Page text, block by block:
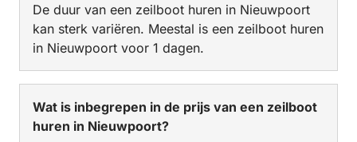
De duur van een zeilboot huren in Nieuwpoort
kan sterk variëren. Meestal is een zeilboot huren
in Nieuwpoort voor 1 dagen.
Wat is inbegrepen in de prijs van een zeilboot
huren in Nieuwpoort?